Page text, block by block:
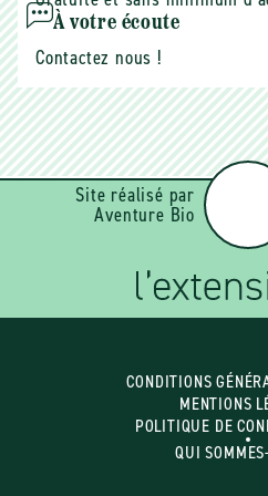
À votre écoute
Contactez nous !
Site réalisé par
Aventure Bio
CONDITIONS
MENTIONS
POLITIQUE DE
QUI